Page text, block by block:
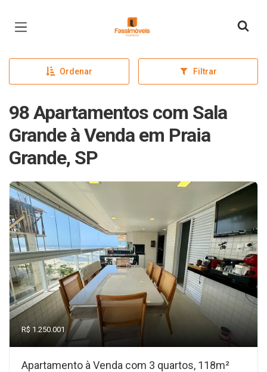
Página inicial
Ordenar Filtrar
98 Apartamentos com Sala
Grande à Venda em Praia
Grande, SP
R$ 1.250.001
Apartamento à Venda com 3 quartos, 118m²